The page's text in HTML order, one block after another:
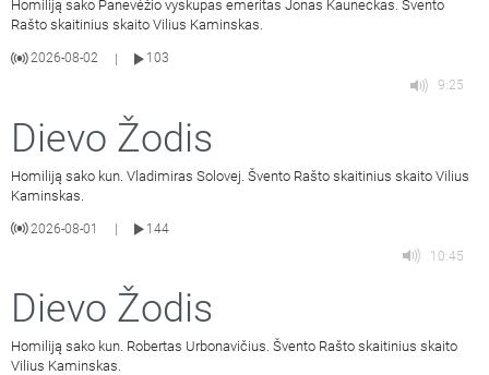
Homiliją sako Panevėžio vyskupas emeritas Jonas Kauneckas. Švento
Rašto skaitinius skaito Vilius Kaminskas.
2026-08-02
103
9:25
Dievo Žodis
Homiliją sako kun. Vladimiras Solovej. Švento Rašto skaitinius skaito Vilius
Kaminskas.
2026-08-01
144
10:45
Dievo Žodis
Homiliją sako kun. Robertas Urbonavičius. Švento Rašto skaitinius skaito
Vilius Kaminskas.